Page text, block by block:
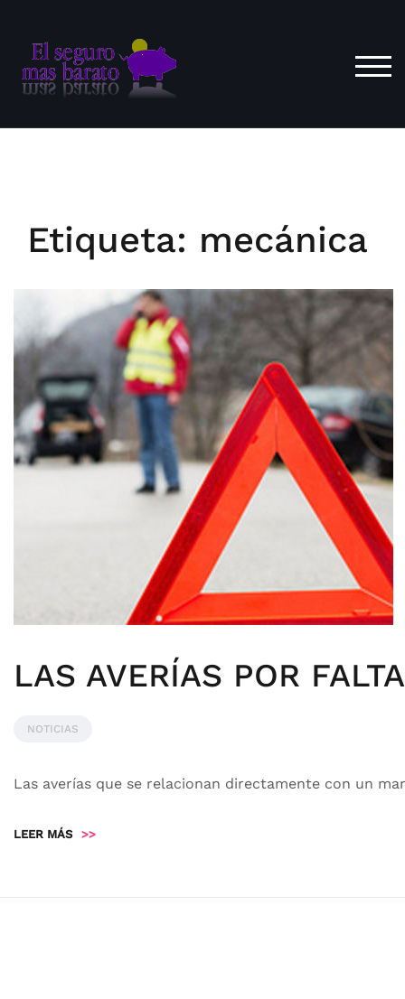
contenido
Etiqueta: mecánica
LAS AVERÍAS POR
NOTICIAS
Las averías que se relacionan directamente con un
LEER MÁS >>